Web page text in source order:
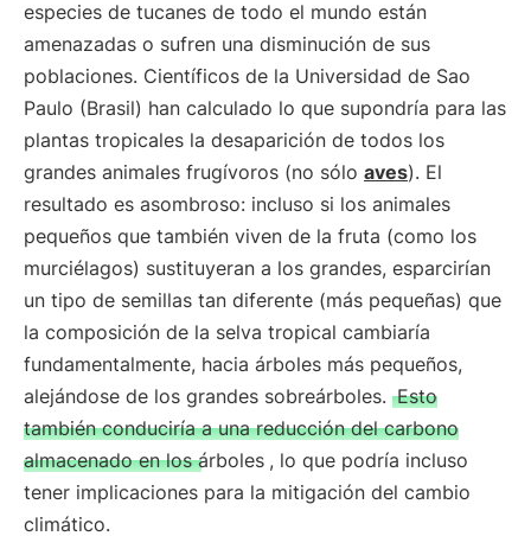
especies de tucanes de todo el mundo están
amenazadas o sufren una disminución de sus
poblaciones. Científicos de la Universidad de Sao
Paulo (Brasil) han calculado lo que supondría para las
plantas tropicales la desaparición de todos los
grandes animales frugívoros (no sólo aves). El
resultado es asombroso: incluso si los animales
pequeños que también viven de la fruta (como los
murciélagos) sustituyeran a los grandes, esparcirían
un tipo de semillas tan diferente (más pequeñas) que
la composición de la selva tropical cambiaría
fundamentalmente, hacia árboles más pequeños,
alejándose de los grandes sobreárboles. Esto
también conduciría a una reducción del carbono
almacenado en los árboles , lo que podría incluso
tener implicaciones para la mitigación del cambio
climático.